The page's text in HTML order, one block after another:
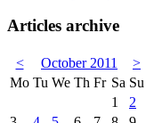
Articles archive
< October 2011
>
Mo Tu We Th Fr Sa Su
1
2